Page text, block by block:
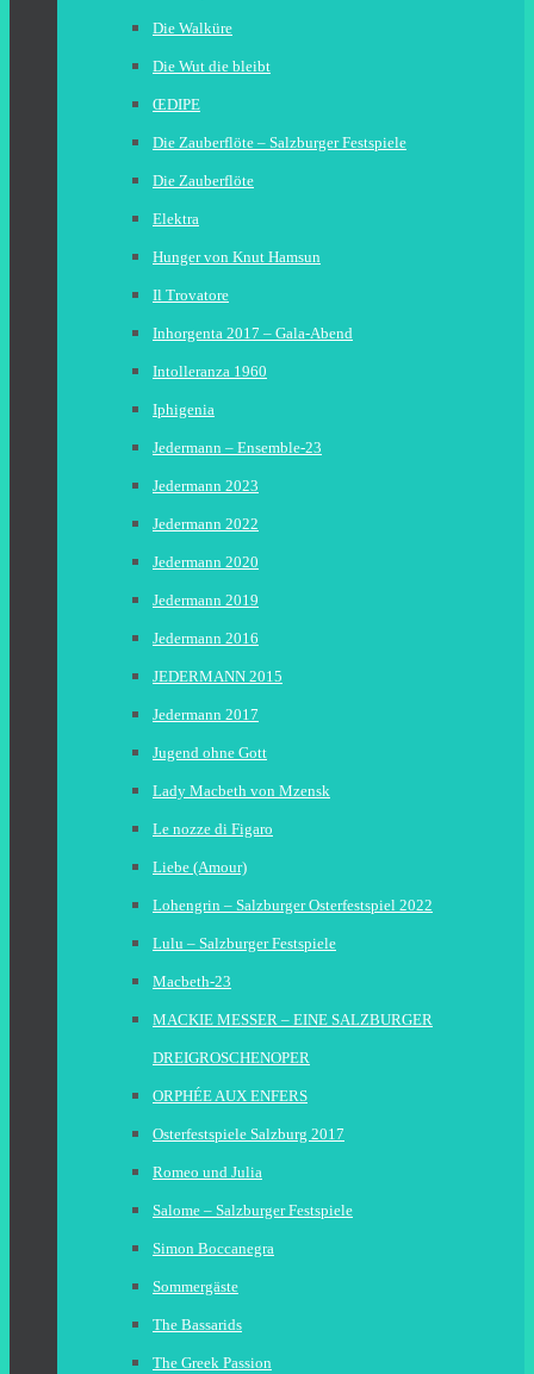
Die Walküre
Die Wut die bleibt
ŒDIPE
Die Zauberflöte – Salzburger Festspiele
Die Zauberflöte
Elektra
Hunger von Knut Hamsun
Il Trovatore
Inhorgenta 2017 – Gala-Abend
Intolleranza 1960
Iphigenia
Jedermann – Ensemble-23
Jedermann 2023
Jedermann 2022
Jedermann 2020
Jedermann 2019
Jedermann 2016
JEDERMANN 2015
Jedermann 2017
Jugend ohne Gott
Lady Macbeth von Mzensk
Le nozze di Figaro
Liebe (Amour)
Lohengrin – Salzburger Osterfestspiel 2022
Lulu – Salzburger Festspiele
Macbeth-23
MACKIE MESSER – EINE SALZBURGER
DREIGROSCHENOPER
ORPHÉE AUX ENFERS
Osterfestspiele Salzburg 2017
Romeo und Julia
Salome – Salzburger Festspiele
Simon Boccanegra
Sommergäste
The Bassarids
The Greek Passion